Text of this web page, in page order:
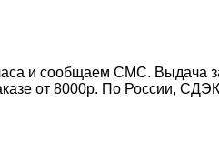
и сообщаем СМС. Выдача
от 8000р. По России,